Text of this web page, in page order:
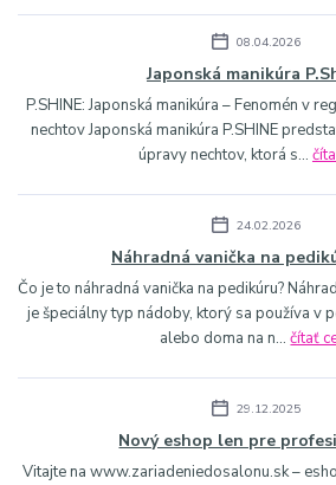
08.04.2026
Japonská manikúra
P.SHINE: Japonská manikúra – Fenomén v
nechtov Japonská manikúra P.SHINE
úpravy nechtov, ktorá s...
24.02.2026
Náhradná vanička na
Čo je to náhradná vanička na pedikúru?
je špeciálny typ nádoby, ktorý sa používa v
alebo doma na n...čítať
29.12.2025
Nový eshop len pre
Vitajte na www.zariadeniedosalonu.sk –